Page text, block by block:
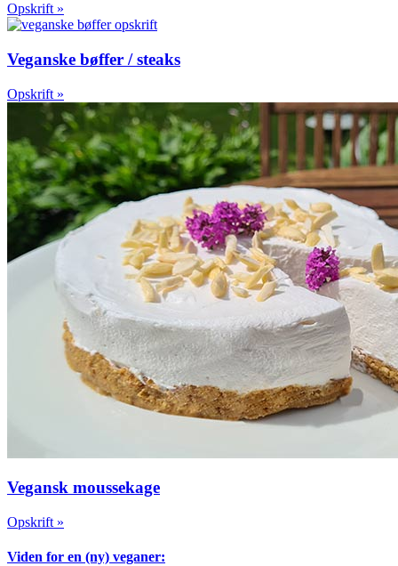
Opskrift »
Veganske bøffer / steaks
Opskrift »
Vegansk moussekage
Opskrift »
Viden for en (ny) veganer: